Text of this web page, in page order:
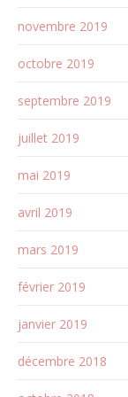
novembre 2019
octobre 2019
septembre 2019
juillet 2019
mai 2019
avril 2019
mars 2019
février 2019
janvier 2019
décembre 2018